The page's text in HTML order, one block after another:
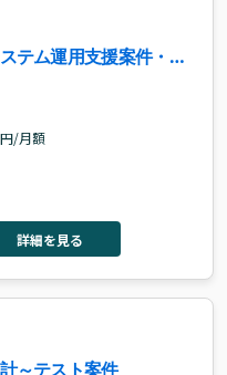
テム運用支援案件・求
円/月額
詳細を見る
～テスト案件